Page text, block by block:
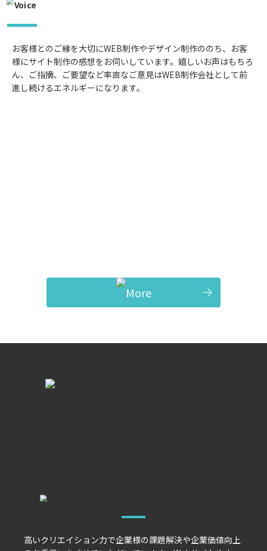
お客様とのご縁を大切にWEB制作やデザイン制作ののち、お客
様にサイト制作の感想をお伺いしています。嬉しいお声はもちろ
ん、ご指摘、ご要望など率直なご意見はWEB制作会社として前
進し続けるエネルギーになります。
高いクリエイション力で企業様の課題解決や企業価値向上